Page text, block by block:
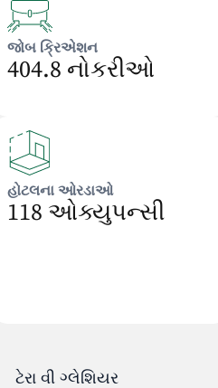
જોબ ક્રિએશન
404.8 નોકરીઓ
હોટલના ઓરડાઓ
118 ઓક્યુપન્સી
ટેરા વી ગ્લેશિયર